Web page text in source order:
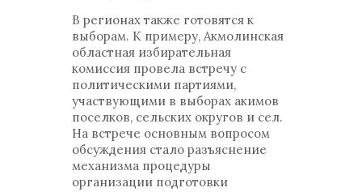
В регионах также готовятся к
выборам. К примеру, Акмолинская
областная избирательная
комиссия провела встречу с
политическими партиями,
участвующими в выборах акимов
поселков, сельских округов и сел.
На встрече основным вопросом
обсуждения стало разъяснение
механизма процедуры
организации подготовки